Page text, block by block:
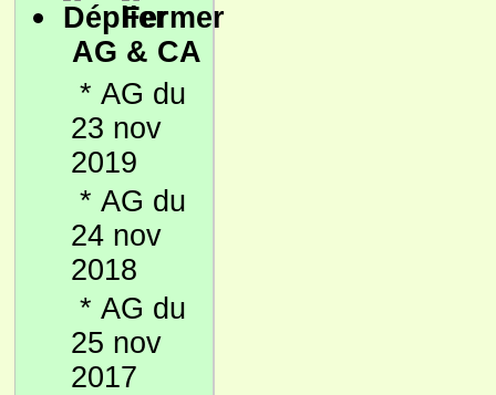
AG & CA
* AG du
23 nov
2019
* AG du
24 nov
2018
* AG du
25 nov
2017